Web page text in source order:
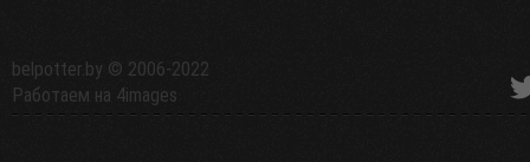
belpotter.by © 2006-2022
Работаем на 4images